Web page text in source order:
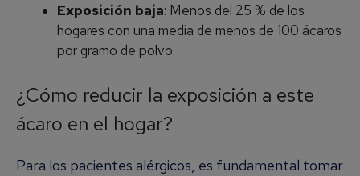
Exposición baja: Menos del 25 % de los
hogares con una media de menos de 100 ácaros
por gramo de polvo.
¿Cómo reducir la exposición a este
ácaro en el hogar?
Para los pacientes alérgicos, es fundamental tomar